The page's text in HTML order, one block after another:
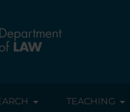
TEACHING